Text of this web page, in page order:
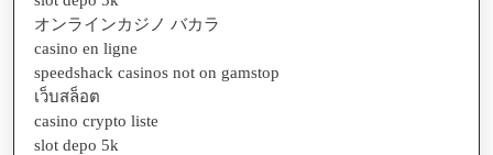
オンラインカジノ バカラ
casino en ligne
speedshack casinos not on gamstop
เว็บสล็อต
casino crypto liste
slot depo 5k